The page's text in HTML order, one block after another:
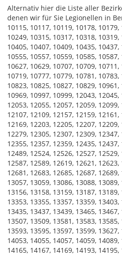
Alternativ hier die Liste aller
denen wir für Sie Legionellen in
10115, 10117, 10119, 10178,
10249, 10315, 10317, 10318,
10405, 10407, 10409, 10435,
10555, 10557, 10559, 10585,
10627, 10629, 10707, 10709,
10719, 10777, 10779, 10781,
10823, 10825, 10827, 10829,
10969, 10997, 10999, 12043,
12053, 12055, 12057, 12059,
12107, 12109, 12157, 12159,
12169, 12203, 12205, 12207,
12279, 12305, 12307, 12309,
12355, 12357, 12359, 12435,
12489, 12524, 12526, 12527,
12587, 12589, 12619, 12621,
12681, 12683, 12685, 12687,
13057, 13059, 13086, 13088,
13156, 13158, 13159, 13187,
13353, 13355, 13357, 13359,
13435, 13437, 13439, 13465,
13507, 13509, 13581, 13583,
13593, 13595, 13597, 13599,
14053, 14055, 14057, 14059,
14165, 14167, 14169, 14193,